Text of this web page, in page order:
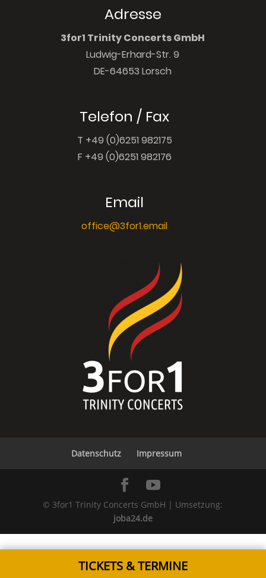
Adresse
3for1 Trinity Concerts GmbH
Ludwig-Erhard-Str. 9
DE-64653 Lorsch
Telefon / Fax
T +49 (0)6251 982175
F +49 (0)6251 982176
Email
office@3for1.email
Datenschutz Impressum
© 3for1 Trinity Concerts GmbH | Umsetzung:
joba24.de
TICKETS & TERMINE